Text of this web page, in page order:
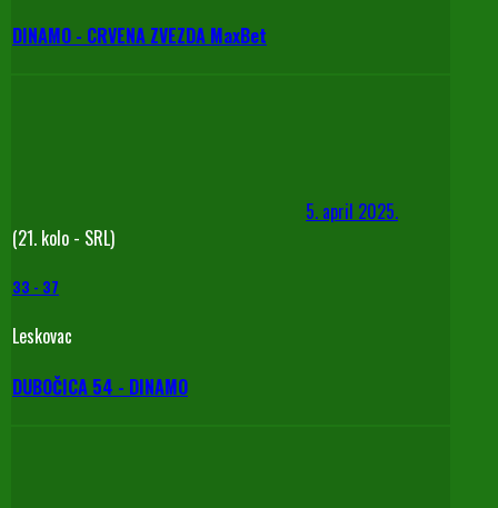
DINAMO - CRVENA ZVEZDA MaxBet
5. april 2025.
(21. kolo - SRL)
33 - 37
Leskovac
DUBOČICA 54 - DINAMO